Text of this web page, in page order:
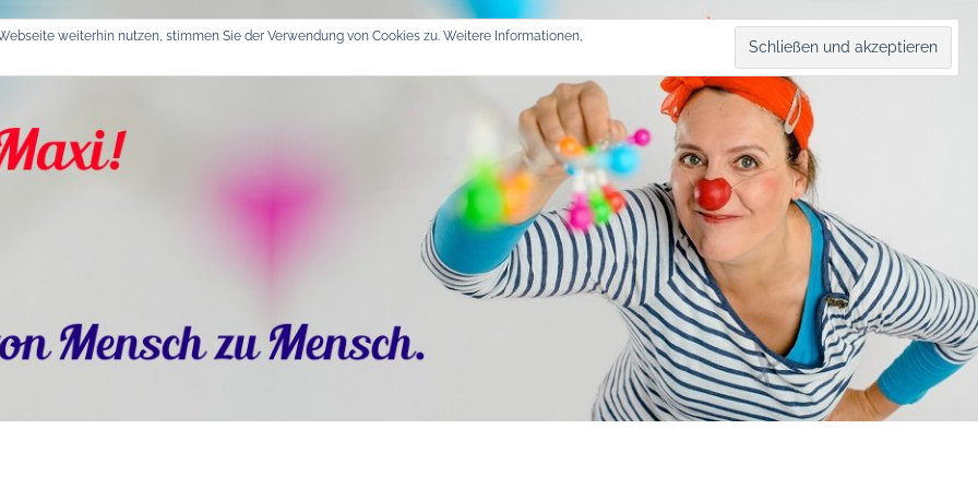
weiterhin nutzen, stimmen Sie der Verwendung von Cookies zu. Weitere Informationen,